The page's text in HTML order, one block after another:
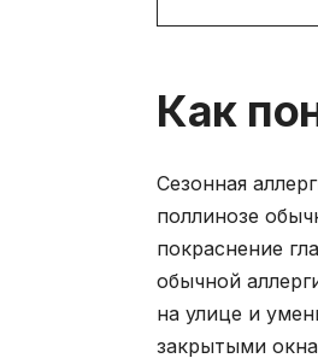
Как
Сезонная
поллинозе
покраснение
обычной
на улице и
закрытыми